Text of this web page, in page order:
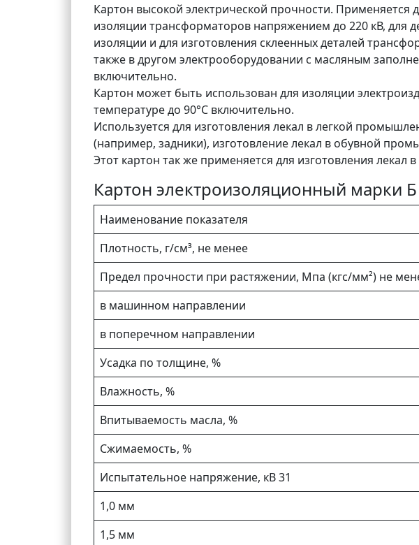
Картон высокой электрической прочности. Применяется
изоляции трансформаторов напряжением до 220 кВ, для
изоляции и для изготовления склеенных деталей
также в другом электрооборудовании с масляным
включительно.
Картон может быть использован для изоляции
температуре до 90°С включительно.
Используется для изготовления лекал в легкой
(например, задники), изготовление лекал в обувной
Этот картон так же применяется для изготовления
Картон электроизоляционный марки
Наименование показателя
Плотность, г/см³, не менее
Предел прочности при растяжении, Мпа (кгс/мм²) не
в машинном направлении
в поперечном направлении
Усадка по толщине, %
Влажность, %
Впитываемость масла, %
Сжимаемость, %
Испытательное напряжение, кВ 31
1,0 мм
1,5 мм